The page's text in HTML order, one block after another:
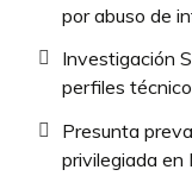
por abuso de
Investigación
perfiles
Presunta
privilegiada en